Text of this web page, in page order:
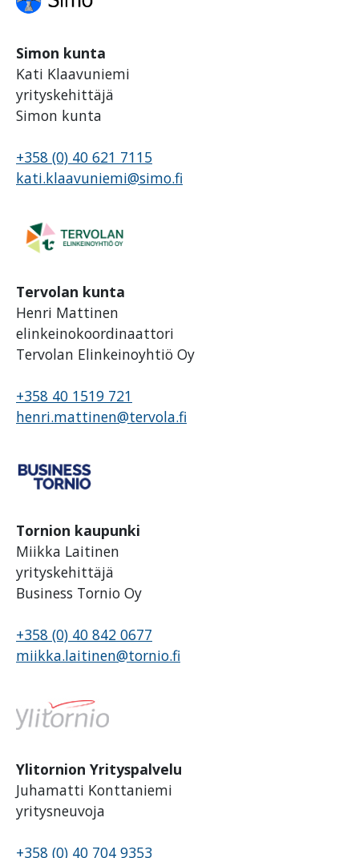
Simon kunta
Kati Klaavuniemi
yrityskehittäjä
Simon kunta
+358 (0) 40 621 7115
kati.klaavuniemi@simo.fi
Tervolan kunta
Henri Mattinen
elinkeinokoordinaattori
Tervolan Elinkeinoyhtiö Oy
+358 40 1519 721
henri.mattinen@tervola.fi
Tornion kaupunki
Miikka Laitinen
yrityskehittäjä
Business Tornio Oy
+358 (0) 40 842 0677
miikka.laitinen@tornio.fi
Ylitornion Yrityspalvelu
Juhamatti Konttaniemi
yritysneuvoja
+358 (0) 40 704 9353